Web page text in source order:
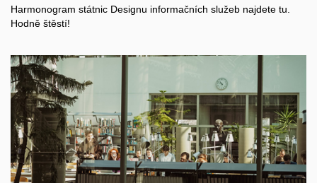
Harmonogram státnic Designu informačních služeb najdete tu.
Hodně štěstí!